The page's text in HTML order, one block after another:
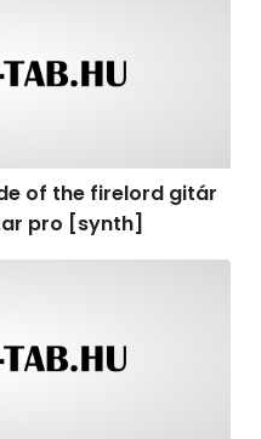
of the firelord gitár
pro [synth]